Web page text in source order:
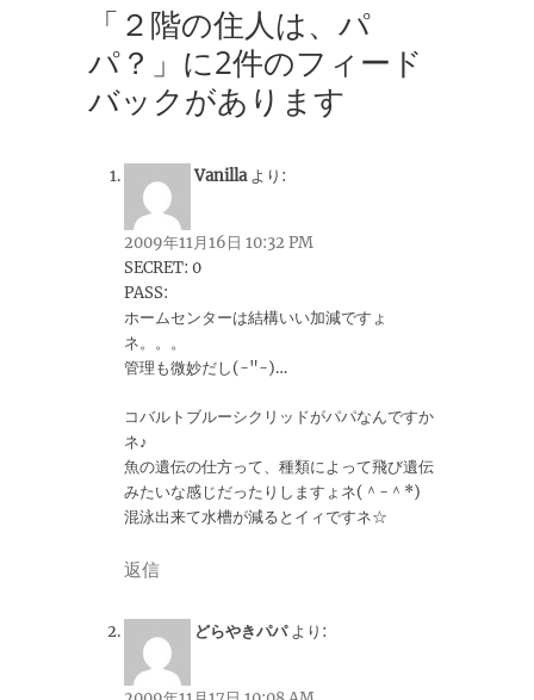
「２階の住人は、パ
パ？」に2件のフィード
バックがあります
Vanilla より:
2009年11月16日 10:32 PM
SECRET: 0
PASS:
ホームセンターは結構いい加減ですょ
ネ。。。
管理も微妙だし(-"-)…
コバルトブルーシクリッドがパパなんですか
ネ♪
魚の遺伝の仕方って、種類によって飛び遺伝
みたいな感じだったりしますょネ(＾-＾*)
混泳出来て水槽が減るとイィですネ☆
返信
どらやきパパ より: